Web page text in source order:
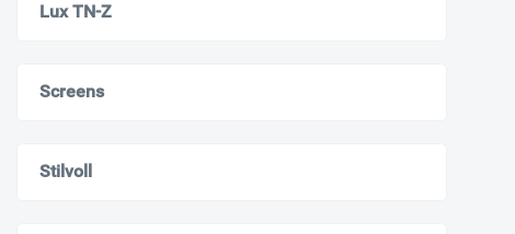
Lux TN-Z
Screens
Stilvoll